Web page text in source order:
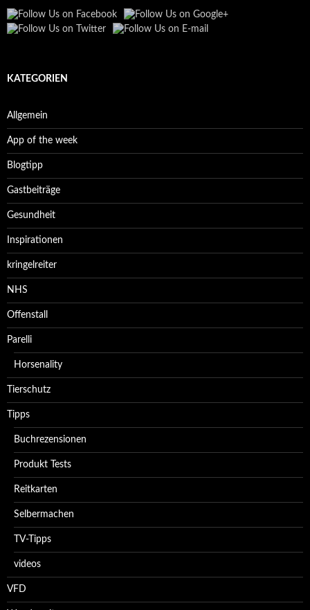
KATEGORIEN
Allgemein
App of the week
Blogtipp
Gastbeiträge
Gesundheit
Inspirationen
kringelreiter
NHS
Offenstall
Parelli
Horsenality
Tierschutz
Tipps
Buchrezensionen
Produkt Tests
Reitkarten
Selbermachen
TV-Tipps
videos
VFD